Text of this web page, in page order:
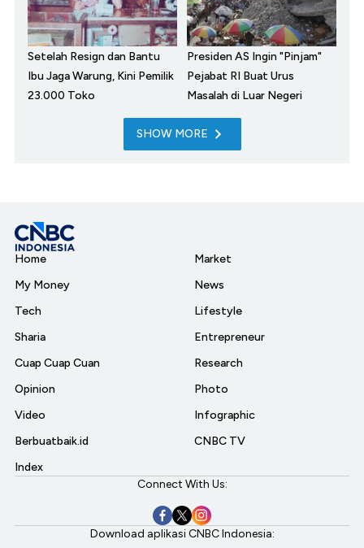
Setelah Resign dan Bantu
Ibu Jaga Warung, Kini Pemilik
23.000 Toko
Presiden AS Ingin "Pinjam"
Pejabat RI Buat Urus
Masalah di Luar Negeri
SHOW MORE
Home
My Money
Tech
Sharia
Cuap Cuap Cuan
Opinion
Video
Berbuatbaik.id
Index
Market
News
Lifestyle
Entrepreneur
Research
Photo
Infographic
CNBC TV
Connect With Us:
Download aplikasi CNBC Indonesia: